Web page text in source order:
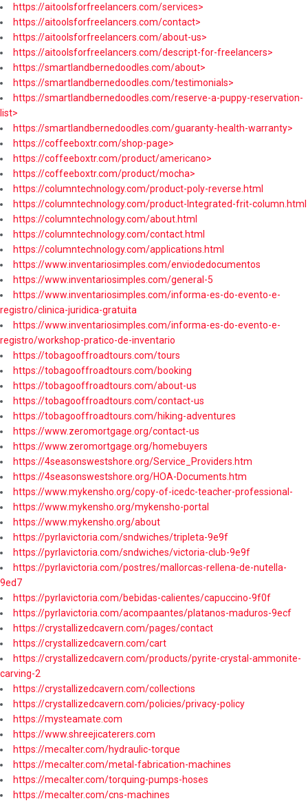
https://aitoolsforfreelancers.com/services>
https://aitoolsforfreelancers.com/contact>
https://aitoolsforfreelancers.com/about-us>
https://aitoolsforfreelancers.com/descript-for-freelancers>
https://smartlandbernedoodles.com/about>
https://smartlandbernedoodles.com/testimonials>
https://smartlandbernedoodles.com/reserve-a-puppy-reservation-
list>
https://smartlandbernedoodles.com/guaranty-health-warranty>
https://coffeeboxtr.com/shop-page>
https://coffeeboxtr.com/product/americano>
https://coffeeboxtr.com/product/mocha>
https://columntechnology.com/product-poly-reverse.html
https://columntechnology.com/product-Integrated-frit-column.html
https://columntechnology.com/about.html
https://columntechnology.com/contact.html
https://columntechnology.com/applications.html
https://www.inventariosimples.com/enviodedocumentos
https://www.inventariosimples.com/general-5
https://www.inventariosimples.com/informa-es-do-evento-e-
registro/clinica-juridica-gratuita
https://www.inventariosimples.com/informa-es-do-evento-e-
registro/workshop-pratico-de-inventario
https://tobagooffroadtours.com/tours
https://tobagooffroadtours.com/booking
https://tobagooffroadtours.com/about-us
https://tobagooffroadtours.com/contact-us
https://tobagooffroadtours.com/hiking-adventures
https://www.zeromortgage.org/contact-us
https://www.zeromortgage.org/homebuyers
https://4seasonswestshore.org/Service_Providers.htm
https://4seasonswestshore.org/HOA-Documents.htm
https://www.mykensho.org/copy-of-icedc-teacher-professional-
https://www.mykensho.org/mykensho-portal
https://www.mykensho.org/about
https://pyrlavictoria.com/sndwiches/tripleta-9e9f
https://pyrlavictoria.com/sndwiches/victoria-club-9e9f
https://pyrlavictoria.com/postres/mallorcas-rellena-de-nutella-
9ed7
https://pyrlavictoria.com/bebidas-calientes/capuccino-9f0f
https://pyrlavictoria.com/acompaantes/platanos-maduros-9ecf
https://crystallizedcavern.com/pages/contact
https://crystallizedcavern.com/cart
https://crystallizedcavern.com/products/pyrite-crystal-ammonite-
carving-2
https://crystallizedcavern.com/collections
https://crystallizedcavern.com/policies/privacy-policy
https://mysteamate.com
https://www.shreejicaterers.com
https://mecalter.com/hydraulic-torque
https://mecalter.com/metal-fabrication-machines
https://mecalter.com/torquing-pumps-hoses
https://mecalter.com/cns-machines